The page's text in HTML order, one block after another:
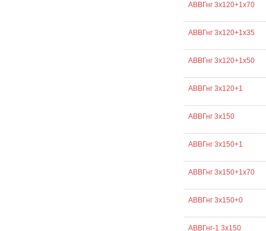
АВВГнг 3х120+1х70
АВВГнг 3х120+1х35
АВВГнг 3х120+1х50
АВВГнг 3х120+1
АВВГнг 3х150
АВВГнг 3х150+1
АВВГнг 3х150+1х70
АВВГнг 3х150+0
АВВГнг-1 3х150